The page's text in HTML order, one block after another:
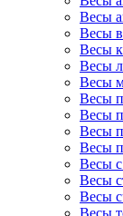
Весы
Весы
Весы
Весы
Весы
Весы
Весы
Весы
Весы
Весы с
Весы
Весы
Весы